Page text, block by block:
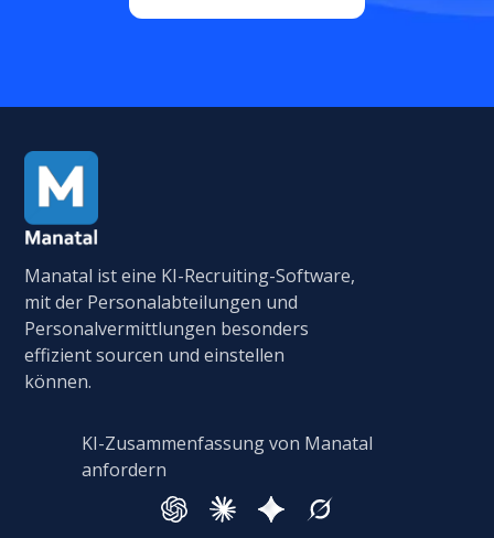
Manatal ist eine KI-Recruiting-Software,
mit der Personalabteilungen und
Personalvermittlungen besonders
effizient sourcen und einstellen
können.
KI-Zusammenfassung von Manatal
anfordern